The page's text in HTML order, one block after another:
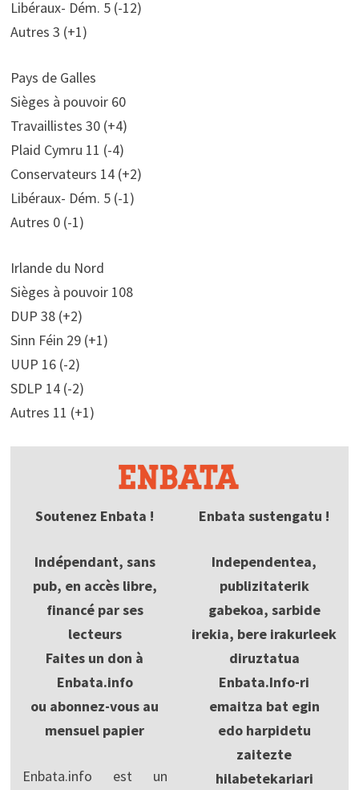
Libéraux- Dém. 5 (-12)
Autres 3 (+1)
Pays de Galles
Sièges à pouvoir 60
Travaillistes 30 (+4)
Plaid Cymru 11 (-4)
Conservateurs 14 (+2)
Libéraux- Dém. 5 (-1)
Autres 0 (-1)
Irlande du Nord
Sièges à pouvoir 108
DUP 38 (+2)
Sinn Féin 29 (+1)
UUP 16 (-2)
SDLP 14 (-2)
Autres 11 (+1)
Soutenez Enbata !
Indépendant, sans
pub, en accès libre,
financé par ses
lecteurs
Faites un don à
Enbata.info
ou abonnez-vous au
mensuel papier
Enbata.info est un
Enbata sustengatu !
Independentea,
publizitaterik
gabekoa, sarbide
irekia, bere irakurleek
diruztatua
Enbata.Info-ri
emaitza bat egin
edo harpidetu
zaitezte
hilabetekariari